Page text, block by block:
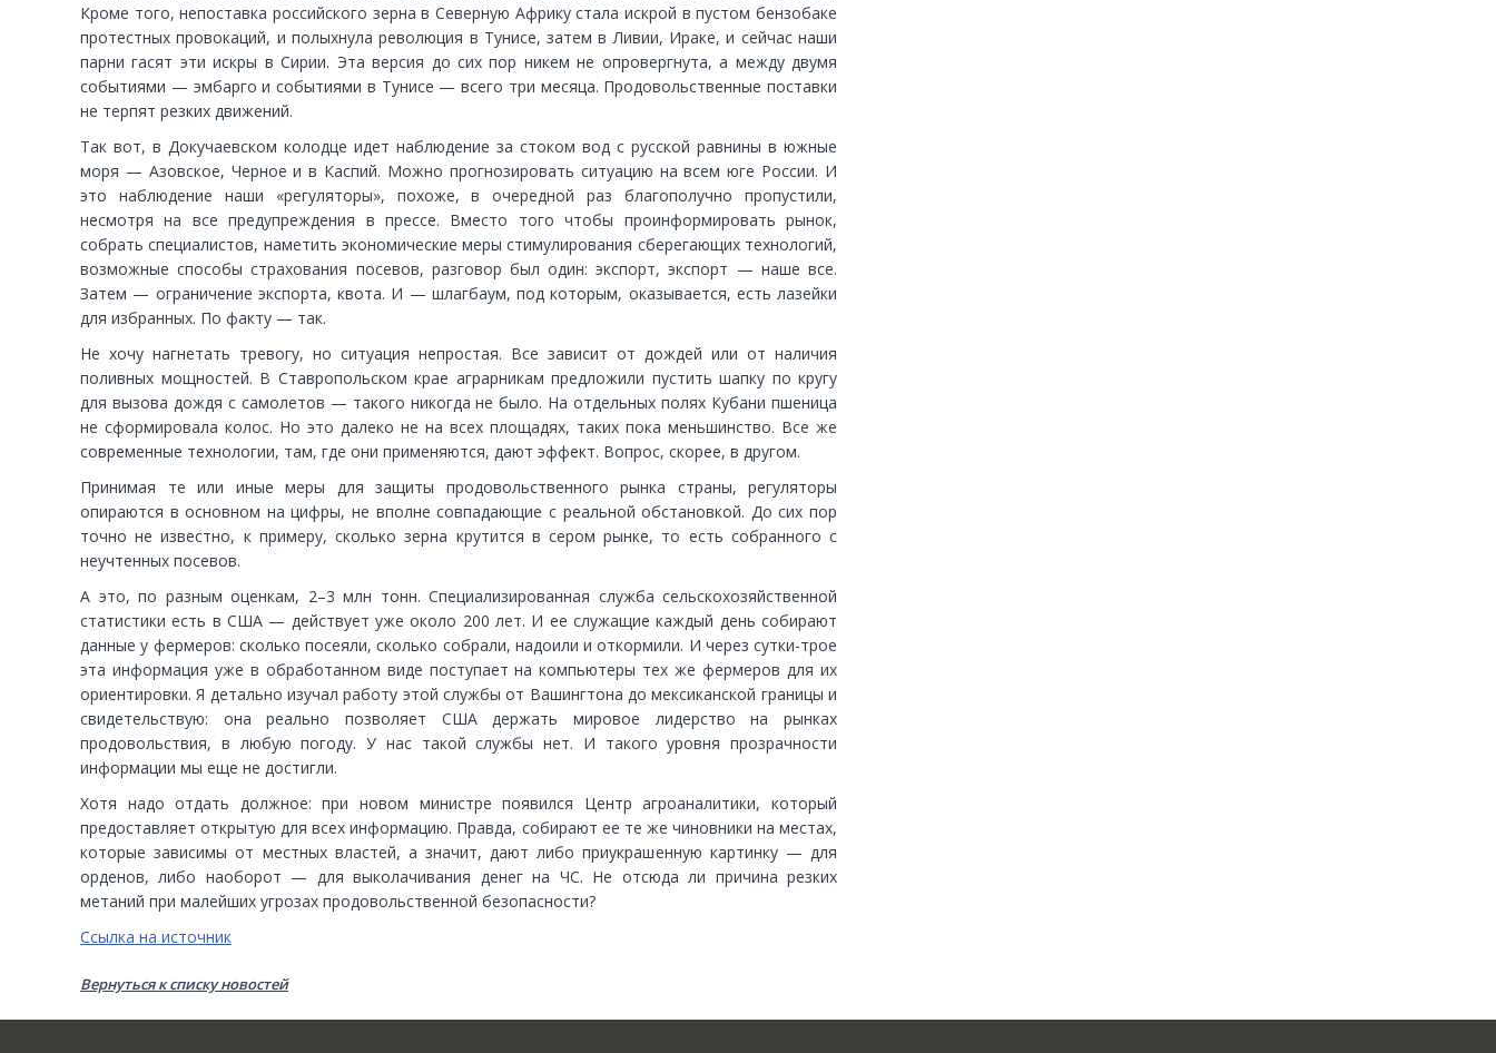
Кроме того, непоставка российского зерна в Северную Африку стала искрой в пустом бензобаке
протестных провокаций, и полыхнула революция в Тунисе, затем в Ливии, Ираке, и сейчас наши
парни гасят эти искры в Сирии. Эта версия до сих пор никем не опровергнута, а между двумя
событиями — эмбарго и событиями в Тунисе — всего три месяца. Продовольственные поставки
не терпят резких движений.
Так вот, в Докучаевском колодце идет наблюдение за стоком вод с русской равнины в южные
моря — Азовское, Черное и в Каспий. Можно прогнозировать ситуацию на всем юге России. И
это наблюдение наши «регуляторы», похоже, в очередной раз благополучно пропустили,
несмотря на все предупреждения в прессе. Вместо того чтобы проинформировать рынок,
собрать специалистов, наметить экономические меры стимулирования сберегающих технологий,
возможные способы страхования посевов, разговор был один: экспорт, экспорт — наше все.
Затем — ограничение экспорта, квота. И — шлагбаум, под которым, оказывается, есть лазейки
для избранных. По факту — так.
Не хочу нагнетать тревогу, но ситуация непростая. Все зависит от дождей или от наличия
поливных мощностей. В Ставропольском крае аграрникам предложили пустить шапку по кругу
для вызова дождя с самолетов — такого никогда не было. На отдельных полях Кубани пшеница
не сформировала колос. Но это далеко не на всех площадях, таких пока меньшинство. Все же
современные технологии, там, где они применяются, дают эффект. Вопрос, скорее, в другом.
Принимая те или иные меры для защиты продовольственного рынка страны, регуляторы
опираются в основном на цифры, не вполне совпадающие с реальной обстановкой. До сих пор
точно не известно, к примеру, сколько зерна крутится в сером рынке, то есть собранного с
неучтенных посевов.
А это, по разным оценкам, 2–3 млн тонн. Специализированная служба сельскохозяйственной
статистики есть в США — действует уже около 200 лет. И ее служащие каждый день собирают
данные у фермеров: сколько посеяли, сколько собрали, надоили и откормили. И через сутки-трое
эта информация уже в обработанном виде поступает на компьютеры тех же фермеров для их
ориентировки. Я детально изучал работу этой службы от Вашингтона до мексиканской границы и
свидетельствую: она реально позволяет США держать мировое лидерство на рынках
продовольствия, в любую погоду. У нас такой службы нет. И такого уровня прозрачности
информации мы еще не достигли.
Хотя надо отдать должное: при новом министре появился Центр агроаналитики, который
предоставляет открытую для всех информацию. Правда, собирают ее те же чиновники на местах,
которые зависимы от местных властей, а значит, дают либо приукрашенную картинку — для
орденов, либо наоборот — для выколачивания денег на ЧС. Не отсюда ли причина резких
метаний при малейших угрозах продовольственной безопасности?
Ссылка на источник
Вернуться к списку новостей